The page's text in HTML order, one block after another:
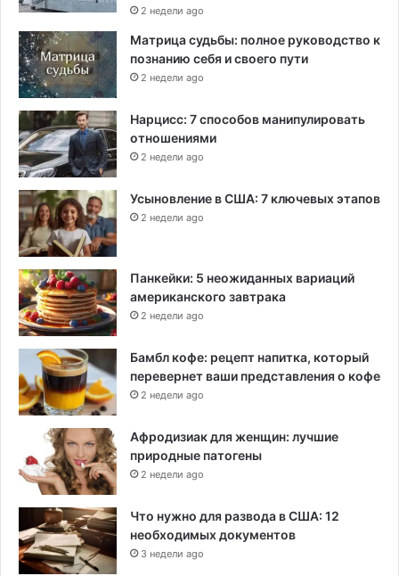
2 недели ago
Матрица судьбы: полное руководство к
познанию себя и своего пути
2 недели ago
Нарцисс: 7 способов манипулировать
отношениями
2 недели ago
Усыновление в США: 7 ключевых этапов
2 недели ago
Панкейки: 5 неожиданных вариаций
американского завтрака
2 недели ago
Бамбл кофе: рецепт напитка, который
перевернет ваши представления о кофе
2 недели ago
Афродизиак для женщин: лучшие
природные патогены
2 недели ago
Что нужно для развода в США: 12
необходимых документов
3 недели ago